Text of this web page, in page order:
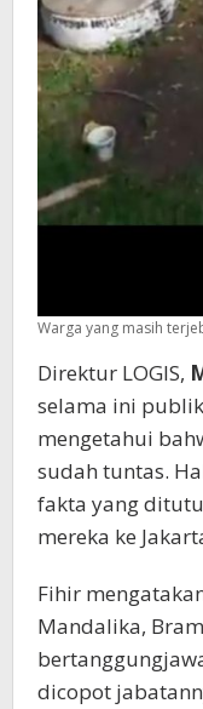
Warga yang masih
Direktur LOGIS,
selama ini
mengetahui
sudah tuntas.
fakta yang
mereka ke
Fihir
Mandalika,
dicopot